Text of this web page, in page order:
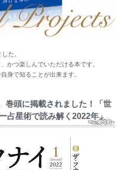
た。
かつ楽しんでいただける本です。
身で知ることが出来ます。
頭に掲載されました！「世
占星術で読み解く2022年」